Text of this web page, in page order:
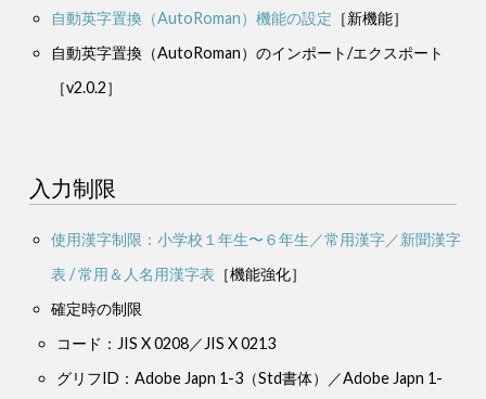
自動英字置換（AutoRoman）機能の設定 ［新機能］
自動英字置換（AutoRoman）のインポート/エクスポート
［v2.0.2］
入力制限
使用漢字制限：小学校１年生〜６年生／常用漢字／新聞漢字
表 / 常用＆人名用漢字表 ［機能強化］
確定時の制限
コード：JIS X 0208／JIS X 0213
グリフID：Adobe Japn 1-3（Std書体）／Adobe Japn 1-